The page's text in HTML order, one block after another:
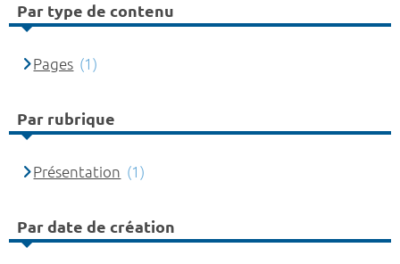
Par type de contenu
Pages (1)
Par rubrique
Présentation (1)
Par date de création